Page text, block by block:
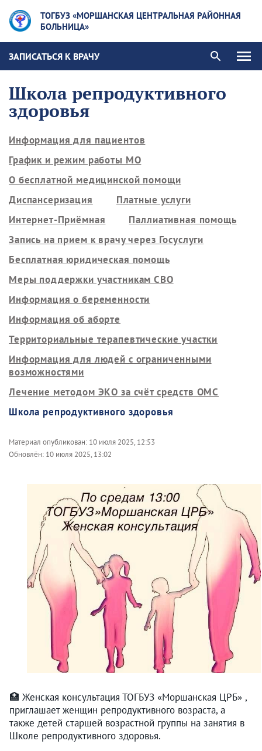
ТОГБУЗ «МОРШАНСКАЯ ЦЕНТРАЛЬНАЯ РАЙОННАЯ
БОЛЬНИЦА»
ЗАПИСАТЬСЯ К ВРАЧУ
Школа репродуктивного
здоровья
Информация для пациентов
График и режим работы МО
О бесплатной медицинской помощи
Диспансеризация
Платные услуги
Интернет-Приёмная
Паллиативная помощь
Запись на прием к врачу через Госуслуги
Бесплатная юридическая помощь
Меры поддержки участникам СВО
Информация о беременности
Информация об аборте
Территориальные терапевтические участки
Информация для людей с ограниченными
возможностями
Лечение методом ЭКО за счёт средств ОМС
Школа репродуктивного здоровья
Материал опубликован: 10 июля 2025, 12:53
Обновлён: 10 июля 2025, 13:02
🏥 Женская консультация ТОГБУЗ «Моршанская ЦРБ» ,
приглашает женщин репродуктивного возраста, а
также детей старшей возрастной группы на занятия в
Школе репродуктивного здоровья.